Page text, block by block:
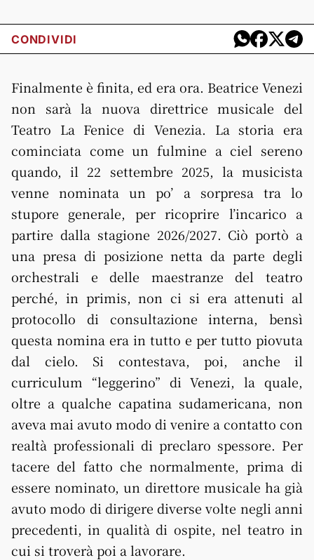
CONDIVIDI
Finalmente è finita, ed era ora. Beatrice Venezi
non sarà la nuova direttrice musicale del
Teatro La Fenice di Venezia. La storia era
cominciata come un fulmine a ciel sereno
quando, il 22 settembre 2025, la musicista
venne nominata un po’ a sorpresa tra lo
stupore generale, per ricoprire l’incarico a
partire dalla stagione 2026/2027. Ciò portò a
una presa di posizione netta da parte degli
orchestrali e delle maestranze del teatro
perché, in primis, non ci si era attenuti al
protocollo di consultazione interna, bensì
questa nomina era in tutto e per tutto piovuta
dal cielo. Si contestava, poi, anche il
curriculum “leggerino” di Venezi, la quale,
oltre a qualche capatina sudamericana, non
aveva mai avuto modo di venire a contatto con
realtà professionali di preclaro spessore. Per
tacere del fatto che normalmente, prima di
essere nominato, un direttore musicale ha già
avuto modo di dirigere diverse volte negli anni
precedenti, in qualità di ospite, nel teatro in
cui si troverà poi a lavorare.